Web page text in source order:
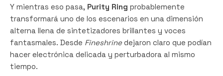
Y mientras eso pasa, Purity Ring probablemente
transformará uno de los escenarios en una dimensión
alterna llena de sintetizadores brillantes y voces
fantasmales. Desde Fineshrine dejaron claro que podían
hacer electrónica delicada y perturbadora al mismo
tiempo.